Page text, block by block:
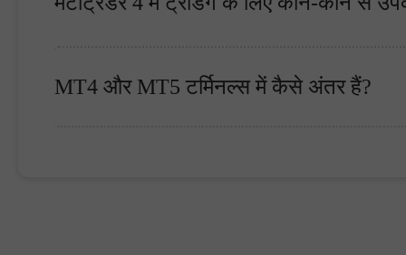
MT4 और MT5 टर्मिनल्स में कैसे अंतर हैं?